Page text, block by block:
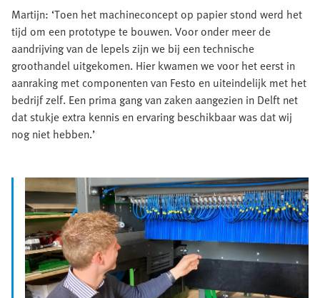
Martijn: ‘Toen het machineconcept op papier stond werd het
tijd om een prototype te bouwen. Voor onder meer de
aandrijving van de lepels zijn we bij een technische
groothandel uitgekomen. Hier kwamen we voor het eerst in
aanraking met componenten van Festo en uiteindelijk met het
bedrijf zelf. Een prima gang van zaken aangezien in Delft net
dat stukje extra kennis en ervaring beschikbaar was dat wij
nog niet hebben.’